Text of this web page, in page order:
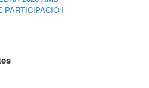
PARTICIPACIÓ I